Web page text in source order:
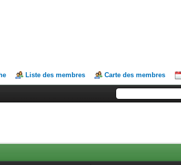
Liste des membres Carte des membres